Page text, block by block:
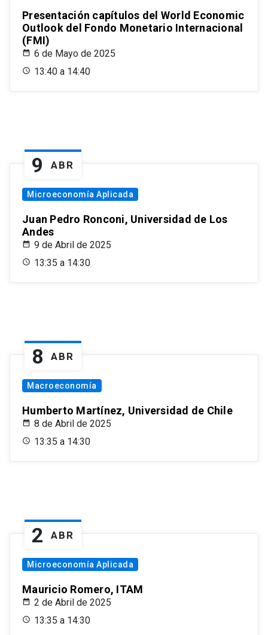
Presentación capítulos del World Economic
Outlook del Fondo Monetario Internacional
(FMI)
6 de Mayo de 2025
13:40 a 14:40
9 ABR
Microeconomía Aplicada
Juan Pedro Ronconi, Universidad de Los
Andes
9 de Abril de 2025
13:35 a 14:30
8 ABR
Macroeconomía
Humberto Martínez, Universidad de Chile
8 de Abril de 2025
13:35 a 14:30
2 ABR
Microeconomía Aplicada
Mauricio Romero, ITAM
2 de Abril de 2025
13:35 a 14:30